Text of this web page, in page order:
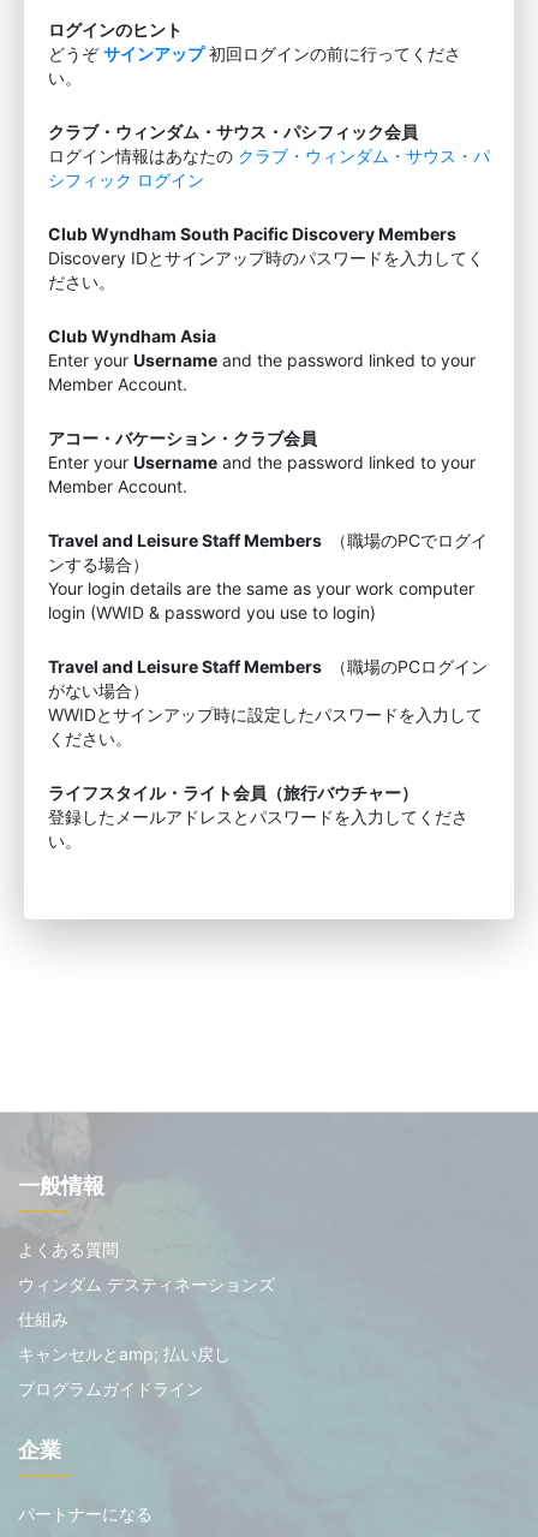
ログインのヒント
どうぞサインアップ初回ログインの前に行ってくださ
い。
クラブ・ウィンダム・サウス・パシフィック会員
ログイン情報はあなたの クラブ・ウィンダム・サウス・パ
シフィック ログイン
Club Wyndham South Pacific Discovery Members
Discovery IDとサインアップ時のパスワードを入力してく
ださい。
Club Wyndham Asia
Enter your Username and the password linked to your
Member Account.
アコー・バケーション・クラブ会員
Enter your Username and the password linked to your
Member Account.
Travel and Leisure Staff Members
（職場のPCでログイ
ンする場合）
Your login details are the same as your work computer
login (WWID & password you use to login)
Travel and Leisure Staff Members
（職場のPCログイン
がない場合）
WWIDとサインアップ時に設定したパスワードを入力して
ください。
ライフスタイル・ライト会員（旅行バウチャー）
登録したメールアドレスとパスワードを入力してくださ
い。
一般情報
よくある質問
ウィンダム デスティネーションズ
仕組み
キャンセルとamp; 払い戻し
プログラムガイドライン
企業
パートナーになる